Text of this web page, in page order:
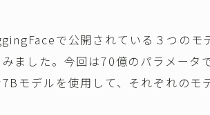
で公開されている３つの
みました。今回は70億のパラメー
モデルを使用して、それぞれのモ